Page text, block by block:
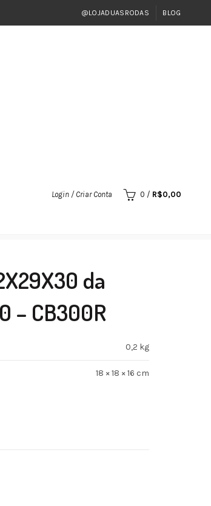
@LOJADUASRODAS BLOG
Login / Criar Conta 0 / R$0,00
da
– CB300R
0,2 kg
18 × 18 × 16 cm